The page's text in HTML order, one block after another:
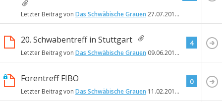
Letzter Beitrag von Das Schwäbische Grauen 27.07.2017
20. Schwabentreff in Stuttgart
Letzter Beitrag von Das Schwäbische Grauen 09.06.2017
4
Forentreff FIBO
Letzter Beitrag von Das Schwäbische Grauen 11.02.2017
0